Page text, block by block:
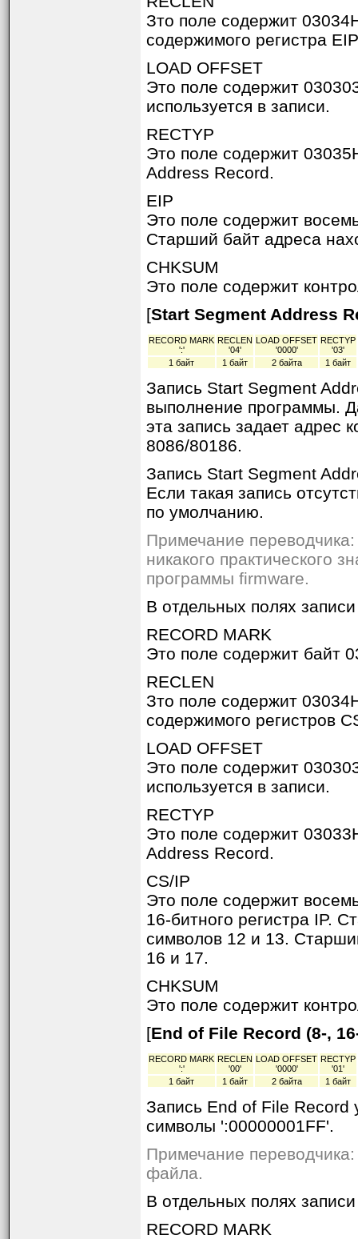
Зто поле содержит
содержимого регистра
LOAD OFFSET
Это поле содержит
используется в записи.
RECTYP
Это поле содержит
Address Record.
EIP
Это поле содержит
Старший байт адреса
CHKSUM
Это поле содержит
[Start Segment Address
RECORD MARK
':'
RECLEN
'04'
LOAD OFFSET
'0000'
RECTYP
'03'
1 байт
1 байт 2 байта 1 байт
Запись Start Segment
выполнение программы.
эта запись задает адрес
8086/80186.
Запись Start Segment
Если такая запись
по умолчанию.
Примечание
никакого практического
программы firmware.
В отдельных полях
RECORD MARK
Это поле содержит байт
RECLEN
Зто поле содержит
содержимого регистров
LOAD OFFSET
Это поле содержит
используется в записи.
RECTYP
Это поле содержит
Address Record.
CS/IP
Это поле содержит
16-битного регистра IP.
символов 12 и 13.
16 и 17.
CHKSUM
Это поле содержит
[End of File Record (8-,
RECORD MARK
':'
RECLEN
'00'
LOAD OFFSET
'0000'
RECTYP
'01'
1 байт
1 байт 2 байта 1 байт
Запись End of File Record
символы ':00000001FF'.
Примечание
файла.
В отдельных полях
RECORD MARK